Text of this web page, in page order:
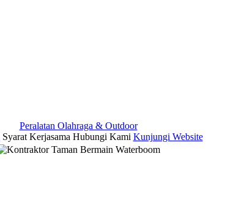
Peralatan Olahraga & Outdoor
Syarat Kerjasama Hubungi Kami Kunjungi Website